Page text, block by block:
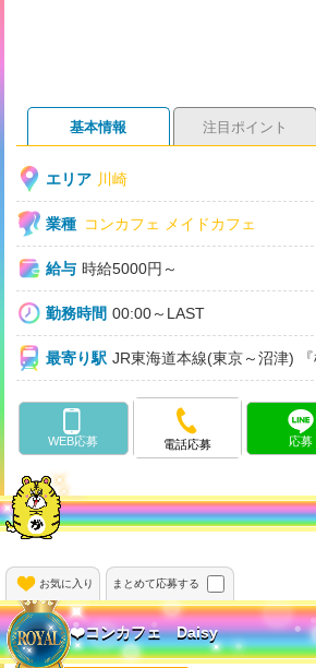
基本情報 注目ポイント
エリア 川崎
業種 コンカフェ メイドカフェ
給与 時給5000円～
勤務時間 00:00～LAST
最寄り駅 JR東海道本線(東京～沼津) 『
WEB応募 電話応募 応募
お気に入り まとめて応募する
❤️コンカフェ Daisy